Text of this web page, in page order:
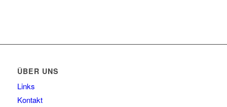
ÜBER UNS
Links
Kontakt